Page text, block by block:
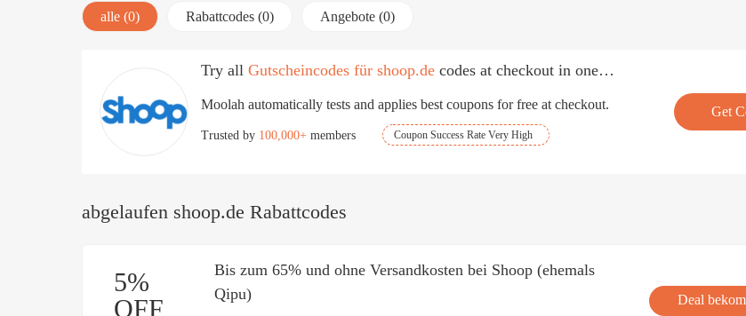
alle (0) Rabattcodes (0) Angebote (0)
Try all Gutscheincodes für shoop.de codes at checkout in one
Moolah automatically tests and applies best coupons for free at checkout.
Trusted by 100,000+ members Coupon Success Rate Very High
Get
abgelaufen shoop.de Rabattcodes
5%
OFF
Bis zum 65% und ohne Versandkosten bei Shoop (ehemals
Qipu)
Deal